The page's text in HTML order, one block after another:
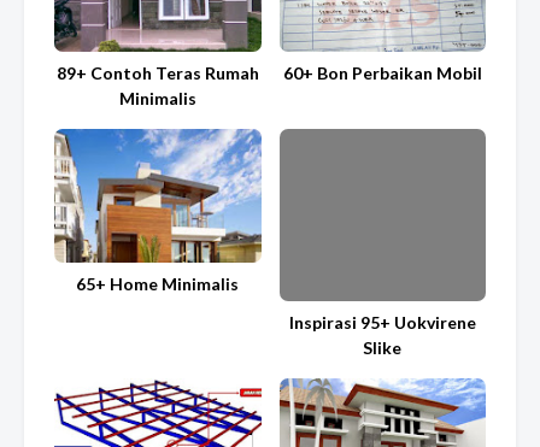
89+ Contoh Teras Rumah
Minimalis
60+ Bon Perbaikan Mobil
65+ Home Minimalis
Inspirasi 95+ Uokvirene
Slike